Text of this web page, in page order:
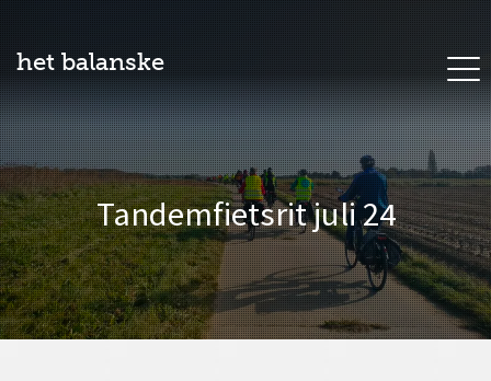
het balanske
Tandemfietsrit juli 24